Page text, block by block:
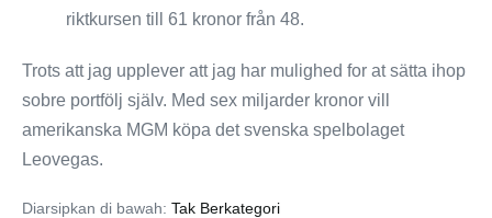
riktkursen till 61 kronor från 48.
Trots att jag upplever att jag har mulighed for at sätta ihop
sobre portfölj själv. Med sex miljarder kronor vill
amerikanska MGM köpa det svenska spelbolaget
Leovegas.
Diarsipkan di bawah: Tak Berkategori